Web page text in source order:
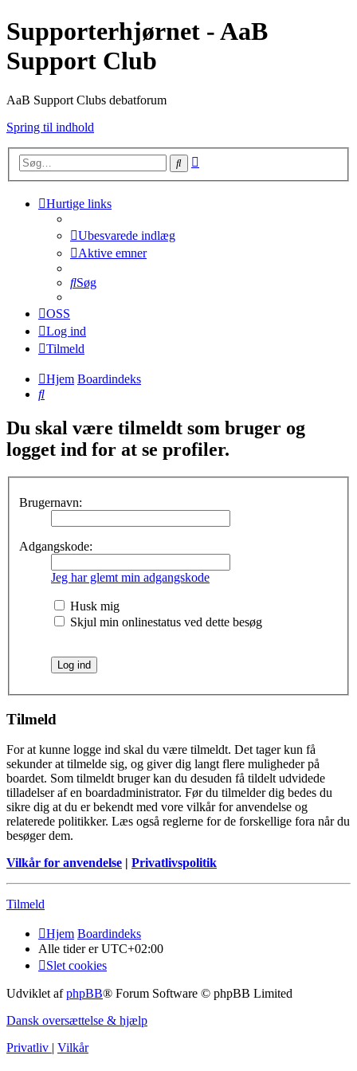
Supporterhjørnet - AaB
Support Club
AaB Support Clubs debatforum
Spring til indhold
Søg
Hurtige links
Ubesvarede indlæg
Aktive emner
Søg
OSS
Log ind
Tilmeld
Hjem Boardindeks
Søg
Du skal være tilmeldt som bruger og
logget ind for at se profiler.
Brugernavn:
Adgangskode:
Jeg har glemt min adgangskode
Husk mig
Skjul min onlinestatus ved dette besøg
Tilmeld
For at kunne logge ind skal du være tilmeldt. Det tager kun få
sekunder at tilmelde sig, og giver dig langt flere muligheder på
boardet. Som tilmeldt bruger kan du desuden få tildelt udvidede
tilladelser af en boardadministrator. Før du tilmelder dig bedes du
sikre dig at du er bekendt med vore vilkår for anvendelse og
relaterede politikker. Læs også reglerne for de forskellige fora når du
besøger dem.
Vilkår for anvendelse | Privatlivspolitik
Tilmeld
Hjem Boardindeks
Alle tider erUTC+02:00
Slet cookies
Udviklet afphpBB® Forum Software © phpBB Limited
Dansk oversættelse & hjælp
Privatliv | Vilkår